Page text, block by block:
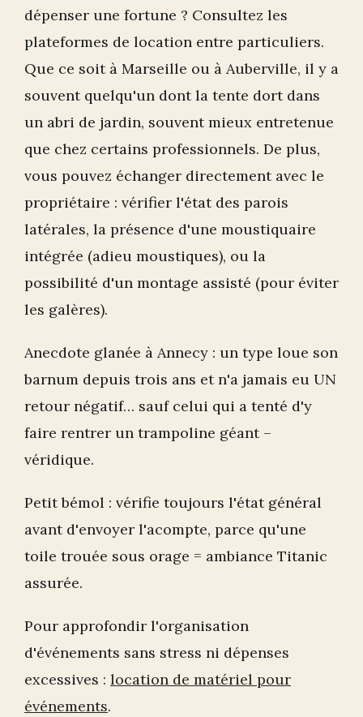
dépenser une fortune ? Consultez les
plateformes de location entre particuliers.
Que ce soit à Marseille ou à Auberville, il y a
souvent quelqu'un dont la tente dort dans
un abri de jardin, souvent mieux entretenue
que chez certains professionnels. De plus,
vous pouvez échanger directement avec le
propriétaire : vérifier l'état des parois
latérales, la présence d'une moustiquaire
intégrée (adieu moustiques), ou la
possibilité d'un montage assisté (pour éviter
les galères).
Anecdote glanée à Annecy : un type loue son
barnum depuis trois ans et n'a jamais eu UN
retour négatif… sauf celui qui a tenté d'y
faire rentrer un trampoline géant –
véridique.
Petit bémol : vérifie toujours l'état général
avant d'envoyer l'acompte, parce qu'une
toile trouée sous orage = ambiance Titanic
assurée.
Pour approfondir l'organisation
d'événements sans stress ni dépenses
excessives : location de matériel pour
événements.